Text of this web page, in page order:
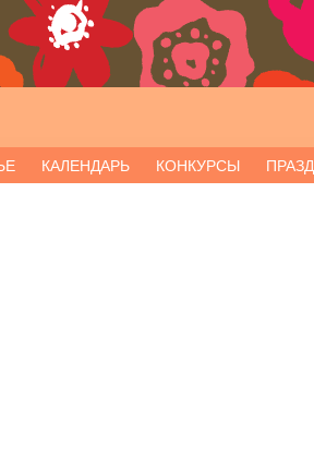
КАЛЕНДАРЬ КОНКУРСЫ